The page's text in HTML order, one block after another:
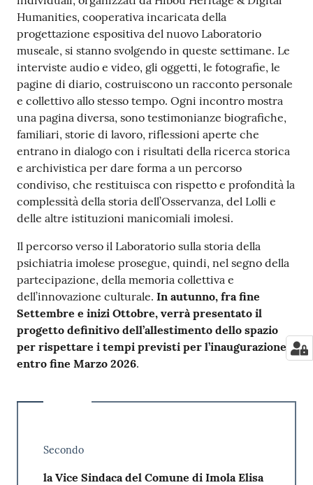
Humanities, cooperativa incaricata della
progettazione espositiva del nuovo Laboratorio
museale, si stanno svolgendo in queste settimane. Le
interviste audio e video, gli oggetti, le fotografie, le
pagine di diario, costruiscono un racconto personale
e collettivo allo stesso tempo. Ogni incontro mostra
una pagina diversa, sono testimonianze biografiche,
familiari, storie di lavoro, riflessioni aperte che
entrano in dialogo con i risultati della ricerca storica
e archivistica per dare forma a un percorso
condiviso, che restituisca con rispetto e profondità la
complessità della storia dell’Osservanza, del Lolli e
delle altre istituzioni manicomiali imolesi.
Il percorso verso il Laboratorio sulla storia della
psichiatria imolese prosegue, quindi, nel segno della
partecipazione, della memoria collettiva e
dell’innovazione culturale. In autunno, fra fine
Settembre e inizi Ottobre, verrà presentato il
progetto definitivo dell’allestimento dello spazio
per rispettare i tempi previsti per l’inaugurazione
entro fine Marzo 2026.
Secondo
la Vice Sindaca del Comune di Imola Elisa